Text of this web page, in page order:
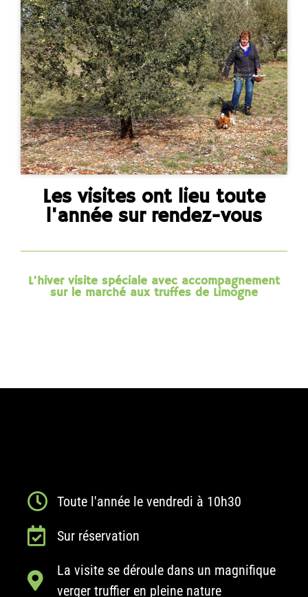
er
cette
truffi
ère.
Nous
avon
s
égal
eme
nt
fait
la
dégu
stati
rienc
e.
Les visites ont lieu toute
l'année sur rendez-vous
L’hiver visite spéciale avec accompagnement
sur le marché aux truffes de Limogne
Toute l'année le vendredi à 10h30
Sur réservation
La visite se déroule dans un magnifique
verger truffier en pleine nature